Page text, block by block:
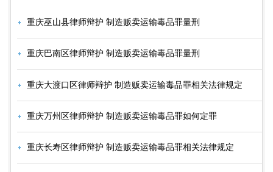
重庆巫山县律师辩护 制造贩卖运输毒品罪量刑
重庆巴南区律师辩护 制造贩卖运输毒品罪量刑
重庆大渡口区律师辩护 制造贩卖运输毒品罪相关法律规定
重庆万州区律师辩护 制造贩卖运输毒品罪如何定罪
重庆长寿区律师辩护 制造贩卖运输毒品罪相关法律规定